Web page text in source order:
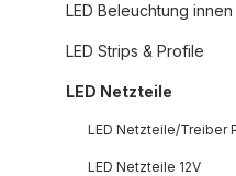
LED Beleuchtung innen
LED Strips & Profile
LED Netzteile
LED Netzteile/Treiber
LED Netzteile 12V